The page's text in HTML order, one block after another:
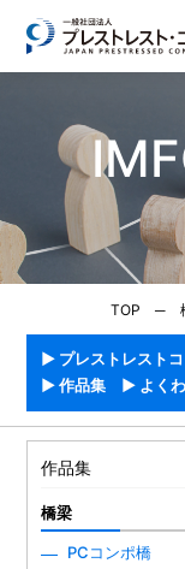
TOP ─
プレストレスト
作品集
よく
作品集
橋梁
PCコンポ橋